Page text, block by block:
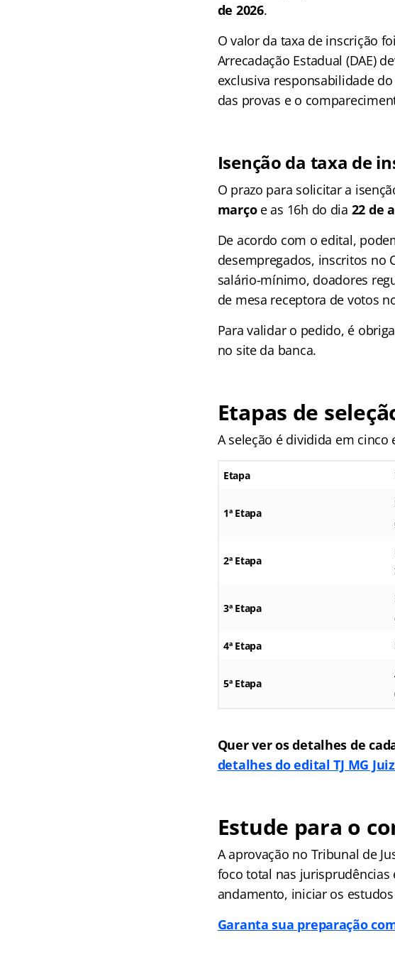
de 2026.
O valor da taxa de inscrição
Arrecadação Estadual (DAE)
exclusiva responsabilidade
das provas e o
Isenção da taxa de
O prazo para solicitar a
marçoe as 16h do dia 22 de
De acordo com o edital,
desempregados, inscritos no
salário-mínimo, doadores
de mesa receptora de votos
Para validar o pedido, é
no site da banca.
Etapas de
A seleção é dividida em
Etapa
1ª Etapa
2ª Etapa
3ª Etapa
4ª Etapa
5ª Etapa
Quer ver os detalhes de
detalhes do edital TJ MG
Estude para o
A aprovação no Tribunal de
foco total nas jurisprudências
andamento, iniciar os
Garanta sua preparação